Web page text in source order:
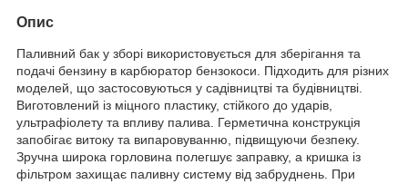
Опис
Паливний бак у зборі використовується для зберігання та
подачі бензину в карбюратор бензокоси. Підходить для різних
моделей, що застосовуються у садівництві та будівництві.
Виготовлений із міцного пластику, стійкого до ударів,
ультрафіолету та впливу палива. Герметична конструкція
запобігає витоку та випаровуванню, підвищуючи безпеку.
Зручна широка горловина полегшує заправку, а кришка із
фільтром захищає паливну систему від забруднень. При